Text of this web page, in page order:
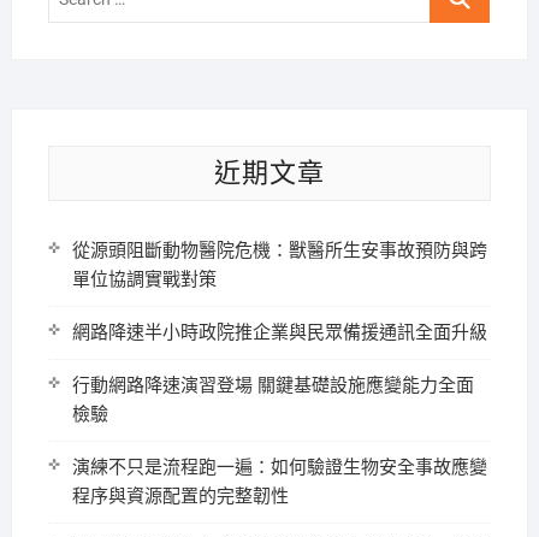
近期文章
從源頭阻斷動物醫院危機：獸醫所生安事故預防與跨
單位協調實戰對策
網路降速半小時政院推企業與民眾備援通訊全面升級
行動網路降速演習登場 關鍵基礎設施應變能力全面
檢驗
演練不只是流程跑一遍：如何驗證生物安全事故應變
程序與資源配置的完整韌性